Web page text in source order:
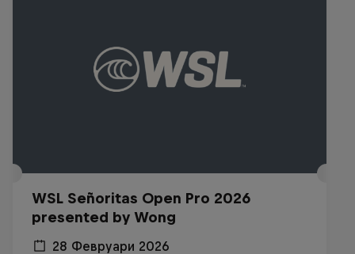
WSL Señoritas Open Pro 2026
presented by Wong
28 Февруари 2026